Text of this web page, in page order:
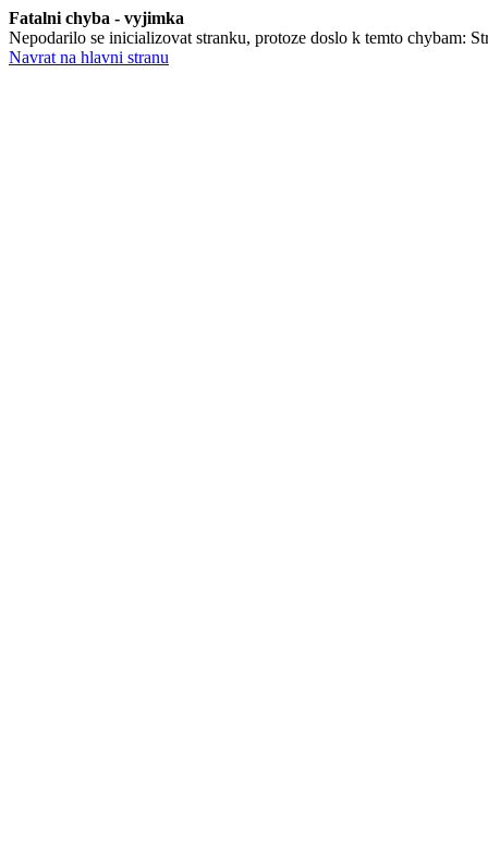
Fatalni chyba - vyjimka
Nepodarilo se inicializovat stranku, protoze doslo k temto chybam:
Navrat na hlavni stranu